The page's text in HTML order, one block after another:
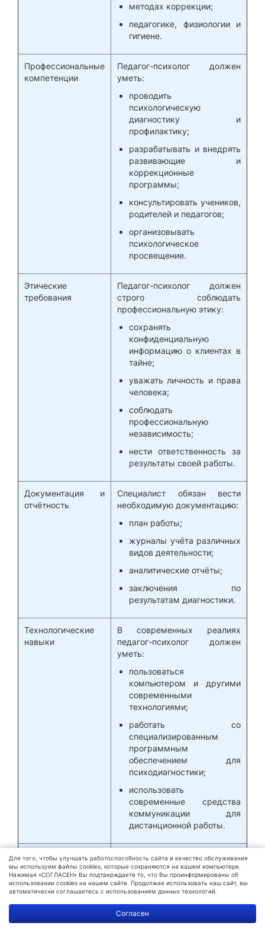
методах коррекции;
педагогике, физиологии и
гигиене.
Профессиональные
компетенции
Педагог-психолог должен
уметь:
проводить
психологическую
диагностику и
профилактику;
разрабатывать и внедрять
развивающие и
коррекционные
программы;
консультировать учеников,
родителей и педагогов;
организовывать
психологическое
просвещение.
Этические
требования
Педагог-психолог должен
строго соблюдать
профессиональную этику:
сохранять
конфиденциальную
информацию о клиентах в
тайне;
уважать личность и права
человека;
соблюдать
профессиональную
независимость;
нести ответственность за
результаты своей работы.
Документация и
отчётность
Специалист обязан вести
необходимую документацию:
план работы;
журналы учёта различных
видов деятельности;
аналитические отчёты;
заключения по
результатам диагностики.
Технологические
навыки
В современных реалиях
педагог-психолог должен
уметь:
пользоваться
компьютером и другими
современными
технологиями;
работать со
специализированным
программным
обеспечением для
психодиагностики;
использовать
современные средства
коммуникации для
дистанционной работы.
Адаптивность
Грамотный педагог-психолог
должен адаптироваться к
меняющимся условиям
работы, например:
быстро осваивать новые
методики и технологии;
Для того, чтобы улучшать работоспособность сайта и качество обслуживания
мы используем файлы cookies, которые сохраняются на вашем компьютере.
Нажимая «СОГЛАСЕН» Вы подтверждаете то, что Вы проинформированы об
использовании cookies на нашем сайте. Продолжая использовать наш сайт, вы
автоматически соглашаетесь с использованием данных технологий.
Согласен